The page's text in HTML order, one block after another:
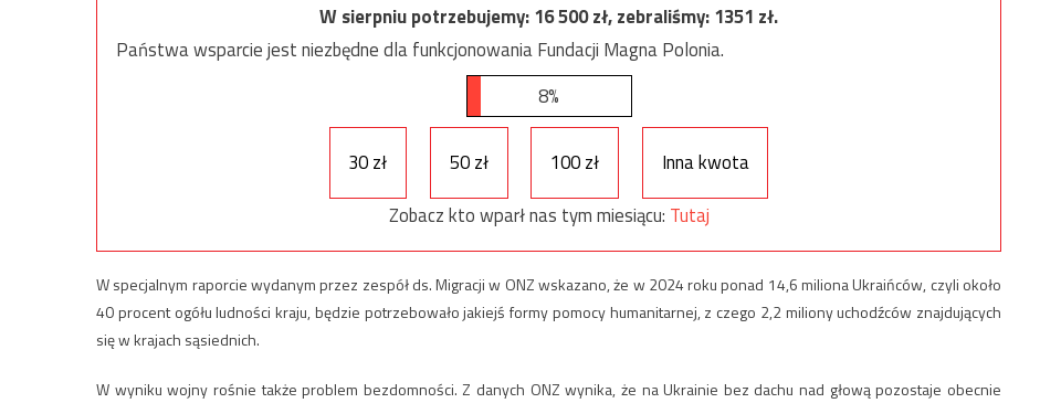
W sierpniu potrzebujemy:16 500zł, zebraliśmy:1351 zł.
Państwa wsparcie jest niezbędne dla funkcjonowania Fundacji Magna Polonia.
8%
30 zł 50 zł 100 zł
Inna kwota
Zobacz kto wparł nas tym miesiącu: Tutaj
W specjalnym raporcie wydanym przez zespół ds. Migracji w ONZ wskazano, że w 2024 roku ponad 14,6 miliona Ukraińców, czyli około
40 procent ogółu ludności kraju, będzie potrzebowało jakiejś formy pomocy humanitarnej, z czego 2,2 miliony uchodźców znajdujących
się w krajach sąsiednich.
W wyniku wojny rośnie także problem bezdomności. Z danych ONZ wynika, że na Ukrainie bez dachu nad głową pozostaje obecnie